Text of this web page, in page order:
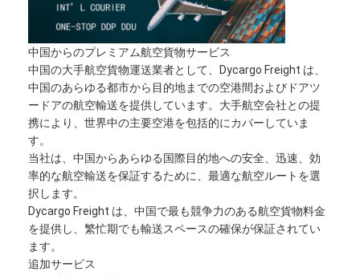
中国からのプレミアム航空貨物サービス
中国の大手航空貨物運送業者として、Dycargo Freight は、
中国のあらゆる都市から目的地までの空港間およびドアツ
ードアの航空輸送を提供しています。大手航空会社との提
携により、世界中の主要空港を包括的にカバーしていま
す。
当社は、中国からあらゆる国際目的地への安全、迅速、効
率的な航空輸送を保証するために、最適な航空ルートを選
択します。
Dycargo Freight は、中国で最も競争力のある航空貨物料金
を提供し、繁忙期でも輸送スペースの確保が保証されてい
ます。
追加サービス